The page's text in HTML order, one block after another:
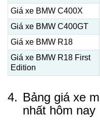
Giá xe BMW C400X
Giá xe BMW C400GT
Giá xe BMW R18
Giá xe BMW R18 First
Edition
4. Bảng giá xe
nhất hôm nay